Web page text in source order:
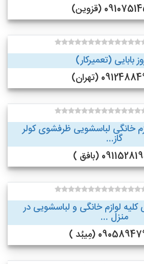
(قزوین)
بابایی (تعمیرکار)
(تهران)
خانگی لباسشویی ظرفشوی کولر
گاز...
(بافق )
لوازم خانگی و لباسشویی در
منزل ...
(مِیبُد )